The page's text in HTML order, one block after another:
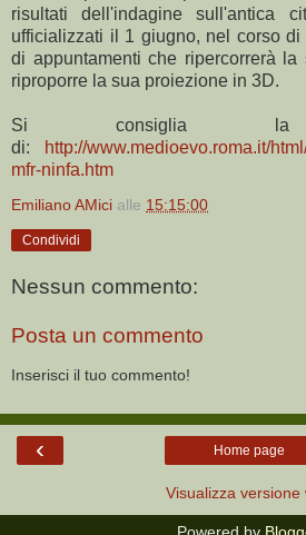
risultati dell'indagine sull'antica
ufficializzati il 1 giugno, nel corso di
di appuntamenti che ripercorrerà
riproporre la sua proiezione in 3D.
Si consiglia la
di:
http://www.medioevo.roma.it/
mfr-ninfa.htm
Emiliano AMici alle 15:15:00
Condividi
Nessun commento:
Posta un commento
Inserisci il tuo commento!
‹ Home page
Visualizza versione